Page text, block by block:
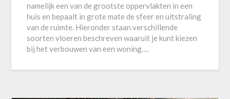
namelijk een van de grootste oppervlakten in een
huis en bepaalt in grote mate de sfeer en uitstraling
van de ruimte. Hieronder staan verschillende
soorten vloeren beschreven waaruit je kunt kiezen
bij het verbouwen van een woning….